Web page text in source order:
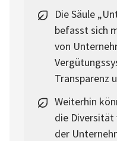
Die Säule
befasst sich
von
Transparenz
Weiterhin
die Diversität
der